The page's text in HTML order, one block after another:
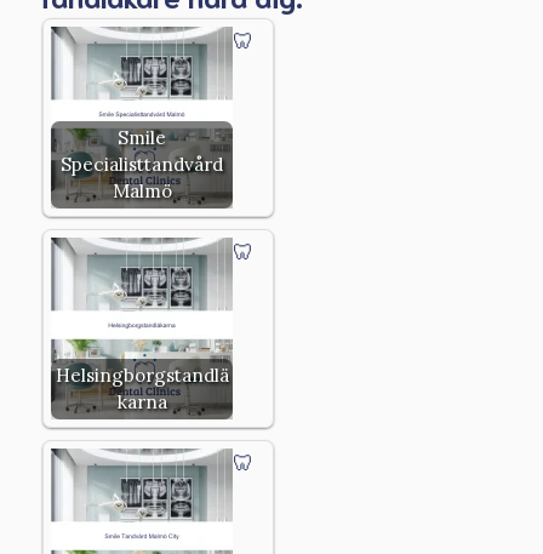
Smile
Specialisttandvård
Malmö
Helsingborgstandlä
karna